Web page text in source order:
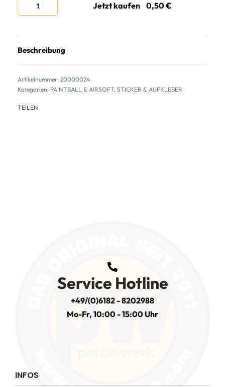
Jetzt kaufen
Beschreibung
20000024
Kategorien: PAINTBALL & AIRSOFT, STICKER & AUFKLEBER
TEILEN
Service Hotline
+49/(0)6182 - 8202988
Mo-Fr, 10:00 - 15:00 Uhr
INFOS